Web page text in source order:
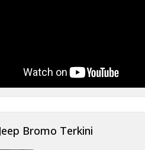
Bromo Terkini